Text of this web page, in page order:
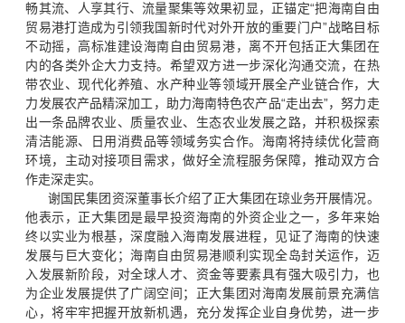
畅其流、人享其行、流量聚集等效果初显，正锚定“把海南自由
贸易港打造成为引领我国新时代对外开放的重要门户”战略目标
不动摇，高标准建设海南自由贸易港，离不开包括正大集团在
内的各类外企大力支持。希望双方进一步深化沟通交流，在热
带农业、现代化养殖、水产种业等领域开展全产业链合作，大
力发展农产品精深加工，助力海南特色农产品“走出去”，努力走
出一条品牌农业、质量农业、生态农业发展之路，并积极探索
清洁能源、日用消费品等领域务实合作。海南将持续优化营商
环境，主动对接项目需求，做好全流程服务保障，推动双方合
作走深走实。
谢国民集团资深董事长介绍了正大集团在琼业务开展情况。
他表示，正大集团是最早投资海南的外资企业之一，多年来始
终以实业为根基，深度融入海南发展进程，见证了海南的快速
发展与巨大变化；海南自由贸易港顺利实现全岛封关运作，迈
入发展新阶段，对全球人才、资金等要素具有强大吸引力，也
为企业发展提供了广阔空间；正大集团对海南发展前景充满信
心，将牢牢把握开放新机遇，充分发挥企业自身优势，进一步